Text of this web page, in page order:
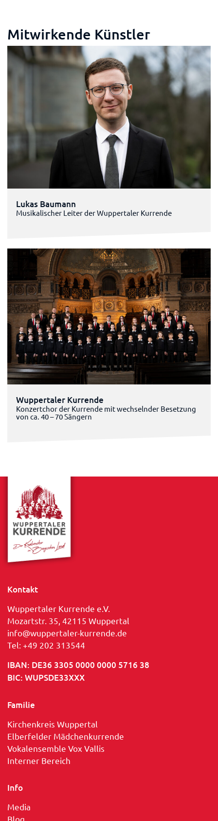
Mitwirkende Künstler
Lukas Baumann
Musikalischer Leiter der Wuppertaler Kurrende
Wuppertaler Kurrende
Konzertchor der Kurrende mit wechselnder Besetzung
von ca. 40 – 70 Sängern
Kontakt
Wuppertaler Kurrende e.V.
Mozartstr. 35, 42115 Wuppertal
info@wuppertaler-kurrende.de
Tel: +49 202 313544
IBAN: DE36 3305 0000 0000 5716 38
BIC: WUPSDE33XXX
Familie
Kirchenkreis Wuppertal
Elberfelder Mädchenkurrende
Vokalensemble Vox Vallis
Interner Bereich
Info
Media